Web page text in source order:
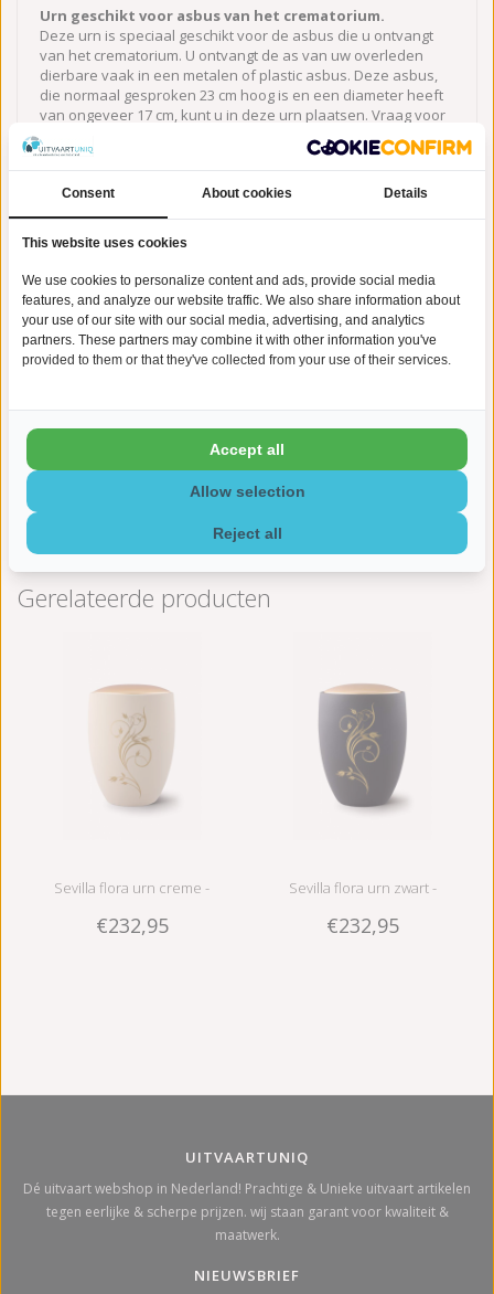
Urn geschikt voor asbus van het crematorium.
Deze urn is speciaal geschikt voor de asbus die u ontvangt
van het crematorium. U ontvangt de as van uw overleden
dierbare vaak in een metalen of plastic asbus. Deze asbus,
die normaal gesproken 23 cm hoog is en een diameter heeft
van ongeveer 17 cm, kunt u in deze urn plaatsen. Vraag voor
de zekerheid altijd even bij het crematorium wat de afmeting
van de asbus is, dan informeren onze medewerkers u of
deze in de door u gewenste urn past.
Levertijd graveren:Indien u kiest voor de extra optie
graveren, houdt u dan rekening met een extra levertijd van 5-10
werkdagen.
Op zoek naar een betekenisvolle manier om de herinnering aan
uw dierbare te bewaren? Bij UitvaartUniq.nl vindt u een
prachtige collectie urnen,mini urnen en assieraden. Wij
begrijpen de waarde van een persoonlijk aandenken en bieden
herinnering aan uw geliefde op een bijzondere manier te
Gerelateerde producten
Sevilla flora urn creme -
Keramiek
€232,95
Sevilla flora urn zwart -
Keramiek
€232,95
UITVAARTUNIQ
Dé uitvaart webshop in Nederland! Prachtige & Unieke uitvaart artikelen
tegen eerlijke & scherpe prijzen. wij staan garant voor kwaliteit &
maatwerk.
NIEUWSBRIEF
Consent About cookies Details
This website uses cookies
We use cookies to personalize content and ads, provide social media
features, and analyze our website traffic. We also share information about
your use of our site with our social media, advertising, and analytics
partners. These partners may combine it with other information you've
provided to them or that they've collected from your use of their services.
Reject all
Allow selection
Accept all